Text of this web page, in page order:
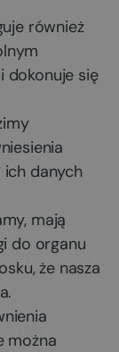
również
dokonuje się
danych
mają
do organu
że nasza
można